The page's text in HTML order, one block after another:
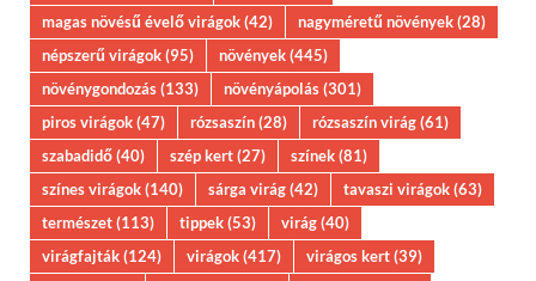
magas növésű évelő virágok(42) nagyméretű növények(28)
népszerű virágok(95) növények(445)
növénygondozás(133) növényápolás(301)
piros virágok(47) rózsaszín(28) rózsaszín virág(61)
szabadidő(40) szép kert(27) színek(81)
színes virágok(140) sárga virág(42) tavaszi virágok(63)
természet(113) tippek(53) virág(40)
virágfajták(124) virágok(417) virágos kert(39)